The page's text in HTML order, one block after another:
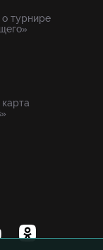
турнире
карта